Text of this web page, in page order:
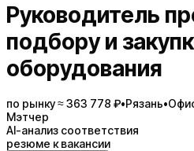
Руководитель
подбору и
оборудования
по рынку ≈ 363 778 ₽•Рязань•
Мэтчер
AI-анализ соответствия
резюме к вакансии